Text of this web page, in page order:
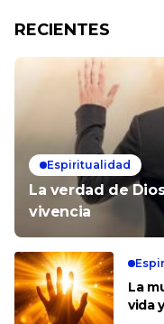
RECIENTES
Espiritualidad
La verdad de
vivencia
La
vida